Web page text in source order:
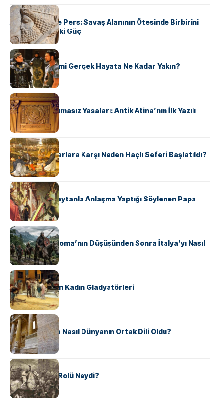
KÜLTÜR
Antik Yunan ve Pers: Savaş Alanının Ötesinde Birbirini
Şekillendiren İki Güç
KÜLTÜR
‘Gladiator’ Filmi Gerçek Hayata Ne Kadar Yakın?
KÜLTÜR
Draco’nun Acımasız Yasaları: Antik Atina’nın İlk Yazılı
Hukuk Kodu
KÜLTÜR
Avrupalı ​​Katharlara Karşı Neden Haçlı Seferi Başlatıldı?
KÜLTÜR
II. Silvester: Şeytanla Anlaşma Yaptığı Söylenen Papa
KÜLTÜR
Ostrogotlar Roma’nın Düşüşünden Sonra İtalya’yı Nasıl
Ele Geçirdi?
KÜLTÜR
Antik Roma’nın Kadın Gladyatörleri
KÜLTÜR
Antik Yunanca Nasıl Dünyanın Ortak Dili Oldu?
KÜLTÜR
Valdensler’in Rolü Neydi?